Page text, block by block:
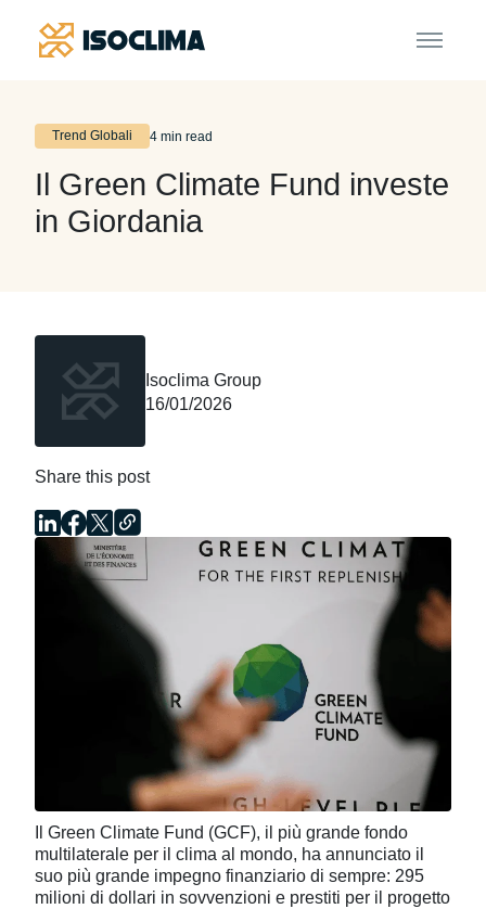
Trend Globali 4 min read
Il Green Climate Fund investe
in Giordania
Isoclima Group
16/01/2026
Share this post
Il Green Climate Fund (GCF), il più grande fondo
multilaterale per il clima al mondo, ha annunciato il
suo più grande impegno finanziario di sempre: 295
milioni di dollari in sovvenzioni e prestiti per il progetto